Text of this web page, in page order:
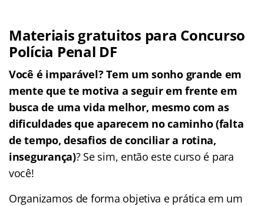
Materiais gratuitos para Concurso
Polícia Penal DF
Você é imparável? Tem um sonho grande em
mente que te motiva a seguir em frente em
busca de uma vida melhor, mesmo com as
dificuldades que aparecem no caminho (falta
de tempo, desafios de conciliar a rotina,
insegurança)? Se sim, então este curso é para
você!
Organizamos de forma objetiva e prática em um